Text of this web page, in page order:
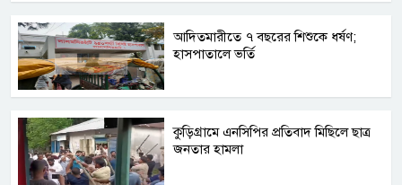
আদিতমারীতে ৭ বছরের শিশুকে ধর্ষণ;
হাসপাতালে ভর্তি
কুড়িগ্রামে এনসিপির প্রতিবাদ মিছিলে ছাত্র
জনতার হামলা